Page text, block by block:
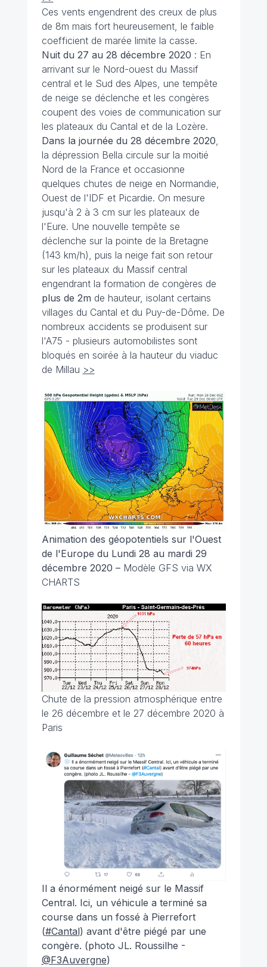
Ces vents engendrent des creux de plus
de 8m mais fort heureusement, le faible
coefficient de marée limite la casse.
Nuit du 27 au 28 décembre 2020 : En
arrivant sur le Nord-ouest du Massif
central et le Sud des Alpes, une tempête
de neige se déclenche et les congères
coupent des voies de communication sur
les plateaux du Cantal et de la Lozère.
Dans la journée du 28 décembre 2020,
la dépression Bella circule sur la moitié
Nord de la France et occasionne
quelques chutes de neige en Normandie,
Ouest de l'IDF et Picardie. On mesure
jusqu'à 2 à 3 cm sur les plateaux de
l'Eure. Une nouvelle tempête se
déclenche sur la pointe de la Bretagne
(143 km/h), puis la neige fait son retour
sur les plateaux du Massif central
engendrant la formation de congères de
plus de 2m de hauteur, isolant certains
villages du Cantal et du Puy-de-Dôme. De
nombreux accidents se produisent sur
l'A75 - plusieurs automobilistes sont
bloqués en soirée à la hauteur du viaduc
de Millau >>
Animation des géopotentiels sur l'Ouest
de l'Europe du Lundi 28 au mardi 29
décembre 2020 – Modèle GFS via WX
CHARTS
Chute de la pression atmosphérique entre
le 26 décembre et le 27 décembre 2020 à
Paris
Il a énormément neigé sur le Massif
Central. Ici, un véhicule a terminé sa
course dans un fossé à Pierrefort
(#Cantal) avant d'être piégé par une
congère. (photo JL. Roussilhe -
@F3Auvergne)